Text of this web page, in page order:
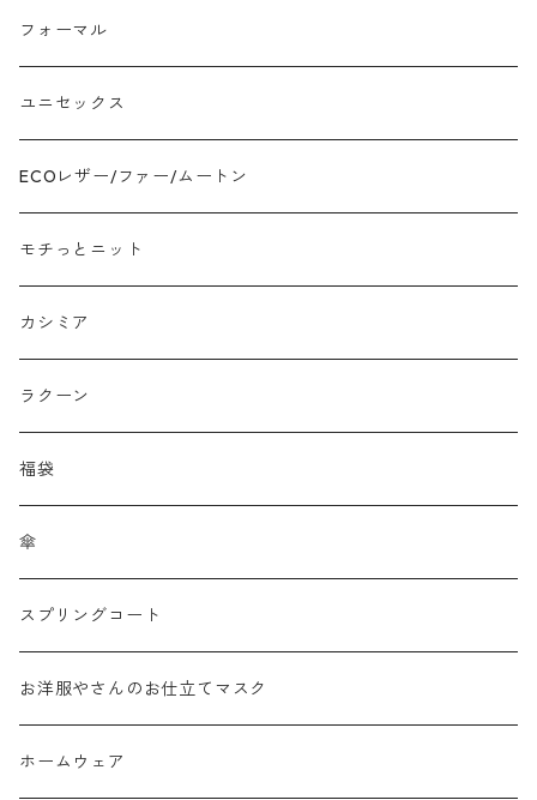
モチッとニット
ツイード
ジャガード
接触冷感
プリント柄物
刺繍レース
メッシュ
チュール
フリンジ フェザー
シャギー
ラメ
フォーマル
ユニセックス
ECOレザー/ファー/ムートン
モチっとニット
カシミア
ラクーン
福袋
傘
スプリングコート
お洋服やさんのお仕立てマスク
ホームウェア